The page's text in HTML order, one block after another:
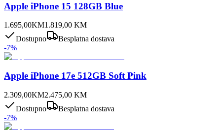
Apple iPhone 15 128GB Blue
1.695,00KM1.819,00 KM
Dostupno
Besplatna dostava
-7%
Apple iPhone 17e 512GB Soft Pink
2.309,00KM2.475,00 KM
Dostupno
Besplatna dostava
-7%